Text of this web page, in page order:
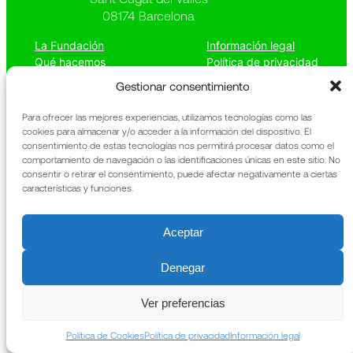
Gestionar consentimiento
Para ofrecer las mejores experiencias, utilizamos tecnologías como las
cookies para almacenar y/o acceder a la información del dispositivo. El
consentimiento de estas tecnologías nos permitirá procesar datos como el
comportamiento de navegación o las identificaciones únicas en este sitio. No
consentir o retirar el consentimiento, puede afectar negativamente a ciertas
características y funciones.
Aceptar
Denegar
Ver preferencias
Política de CookiesPolítica de privacidadInformación legal
08174 Barcelona
La Fundación
Qué hacemos
Contacto
Información legal
Política de privacidad
Memoria anual
URIACH